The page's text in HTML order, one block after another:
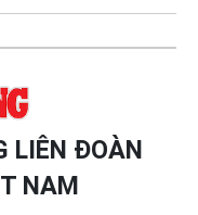
LIÊN ĐOÀN
NAM